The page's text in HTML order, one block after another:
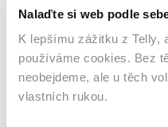
Nalaďte si web podle
K lepšímu zážitku z Telly,
používáme cookies. Bez
neobejdeme, ale u těch
vlastních rukou.
Sledujte
po celé EU, a